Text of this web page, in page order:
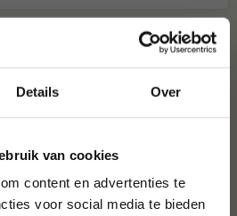
Details Over
van cookies
content en advertenties te
voor social media te bieden
CHEDDAR WORST HOME MADE
€ 8,99
€ 13,50